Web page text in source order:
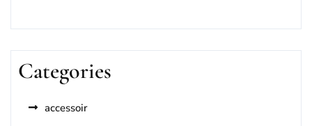
Categories
accessoir